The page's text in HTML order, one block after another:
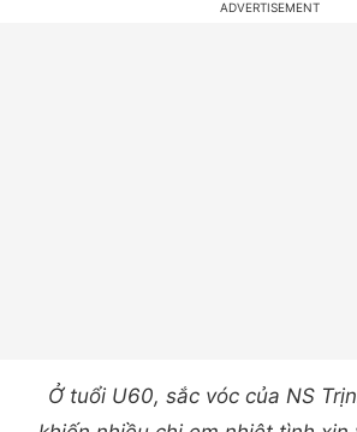
Ở tuổi U60, sắc vóc của NS